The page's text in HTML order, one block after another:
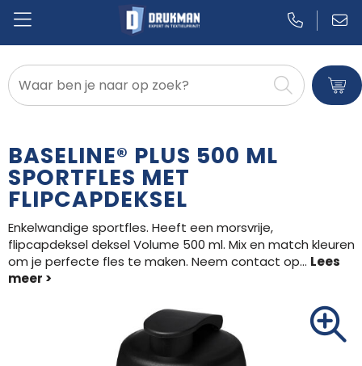
Badtextiel en Douche
Bodywarmers
Broeken en Rokken
Caps, Hoeden en Mutsen
Dekens, Fleecedekens en Kussens
Handschoenen en Sjaals
BASELINE® PLUS 500 ML
SPORTFLES MET
FLIPCAPDEKSEL
Enkelwandige sportfles. Heeft een morsvrije,
flipcapdeksel deksel Volume 500 ml. Mix en match kleuren
om je perfecte fles te maken. Neem contact op...